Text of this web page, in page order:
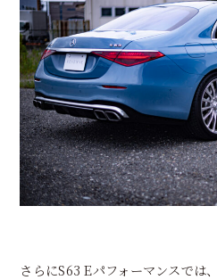
さらにS63 Eパフォーマンスでは